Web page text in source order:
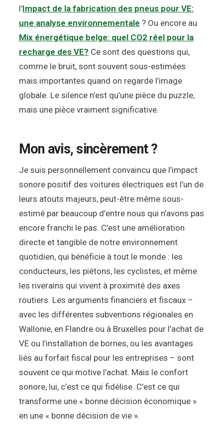
l’Impact de la fabrication des pneus pour VE:
une analyse environnementale ? Ou encore au
Mix énergétique belge: quel CO2 réel pour la
recharge des VE? Ce sont des questions qui,
comme le bruit, sont souvent sous-estimées
mais importantes quand on regarde l’image
globale. Le silence n’est qu’une pièce du puzzle,
mais une pièce vraiment significative.
Mon avis, sincèrement ?
Je suis personnellement convaincu que l’impact
sonore positif des voitures électriques est l’un de
leurs atouts majeurs, peut-être même sous-
estimé par beaucoup d’entre nous qui n’avons pas
encore franchi le pas. C’est une amélioration
directe et tangible de notre environnement
quotidien, qui bénéficie à tout le monde : les
conducteurs, les piétons, les cyclistes, et même
les riverains qui vivent à proximité des axes
routiers. Les arguments financiers et fiscaux –
avec les différentes subventions régionales en
Wallonie, en Flandre ou à Bruxelles pour l’achat de
VE ou l’installation de bornes, ou les avantages
liés au forfait fiscal pour les entreprises – sont
souvent ce qui motive l’achat. Mais le confort
sonore, lui, c’est ce qui fidélise. C’est ce qui
transforme une « bonne décision économique »
en une « bonne décision de vie ».